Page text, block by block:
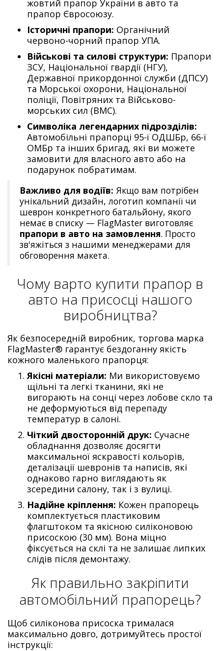
жовтий прапор України в авто та
прапор Євросоюзу.
Історичні прапори: Органічний
червоно-чорний прапор УПА.
Військові та силові структури: Прапори
ЗСУ, Національної гвардії (НГУ),
Державної прикордонної служби (ДПСУ)
та Морської охорони, Національної
поліції, Повітряних та Військово-
морських сил (ВМС).
Символіка легендарних підрозділів:
Автомобільні прапорці 95-ї ОДШБр, 66-ї
ОМБр та інших бригад, які ви можете
замовити для власного авто або на
подарунок побратимам.
Важливо для водіїв: Якщо вам потрібен
унікальний дизайн, логотип компанії чи
шеврон конкретного батальйону, якого
немає в списку — FlagMaster виготовляє
прапори в авто на замовлення. Просто
зв'яжіться з нашими менеджерами для
обговорення макета.
Чому варто купити прапор в
авто на присосці нашого
виробництва?
Як безпосередній виробник, торгова марка
FlagMaster® гарантує бездоганну якість
кожного маленького прапорця:
Якісні матеріали: Ми використовуємо
щільні та легкі тканини, які не
вигорають на сонці через лобове скло та
не деформуються від перепаду
температур в салоні.
Чіткий двосторонній друк: Сучасне
обладнання дозволяє досягти
максимальної яскравості кольорів,
деталізації шевронів та написів, які
однаково гарно виглядають як
зсередини салону, так і з вулиці.
Надійне кріплення: Кожен прапорець
комплектується пластиковим
флагштоком та якісною силіконовою
присоскою (30 мм). Вона міцно
фіксується на склі та не залишає липких
слідів після демонтажу.
Як правильно закріпити
автомобільний прапорець?
Щоб силіконова присоска трималася
максимально довго, дотримуйтесь простої
інструкції: